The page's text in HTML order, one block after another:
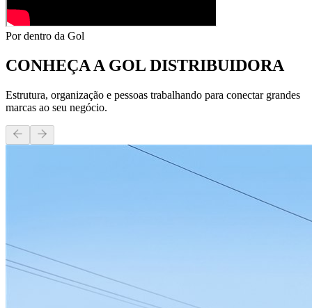
Por dentro da Gol
CONHEÇA AGOL DISTRIBUIDORA
Estrutura, organização e pessoas trabalhando para conectar grandes
marcas ao seu negócio.